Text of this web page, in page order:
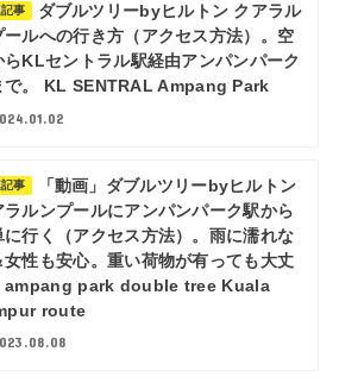
事
ダブルツリーbyヒルトン クアラル
ールへの行き方（アクセス方法）。空
らKLセントラル駅経由アンパンパーク
で。 KL SENTRAL Ampang Park
事
「動画」ダブルツリーbyヒルトン
ラルンプールにアンパンパーク駅から
に行く（アクセス方法）。雨に濡れな
女性も安心。重い荷物が有っても大丈
ampang park double tree Kuala
route